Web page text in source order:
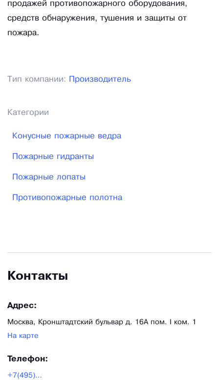
продажей противопожарного оборудования,
средств обнаружения, тушения и защиты от
пожара.
Тип компании: Производитель
Категории
Конусные пожарные ведра
Пожарные гидранты
Пожарные лопаты
Противопожарные полотна
Контакты
Адрес:
Москва, Кронштадтский бульвар д. 16А пом. I ком. 1
На карте
Телефон:
+7(495)66-99-863